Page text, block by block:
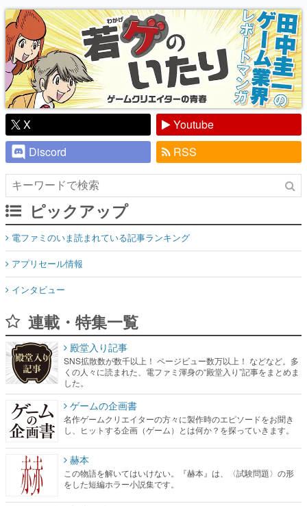
り】
X
Youtube
Discord
RSS
ピックアップ
電ファミのいま読まれている記事ランキング
アプリセール情報
インタビュー
連載・特集一覧
殿堂入り記事
SNS拡散数が数千以上！ ページビュー数万以上！ などなど。多
くの人々に読まれた、電ファミ渾身の“殿堂入り”記事をまとめま
した。
ゲームの企画書
名作ゲームクリエイターの方々に製作時のエピソードをお聞き
し、ヒットする企画（ゲーム）とは何か？を探っていきます。
赫本
この物語を解いてはいけない。『赫本』は、〈試験問題〉の形
をした短編ホラー小説集です。